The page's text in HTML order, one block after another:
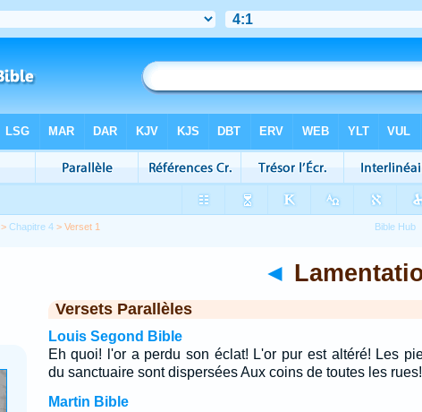
>Chapitre 4 > Verset 1
◄
Versets Parallèles
Louis Segond Bible
Eh quoi! l'or a perdu son éclat! L'or pur est altéré! Les
du sanctuaire sont dispersées Aux coins de toutes les rues!
Martin Bible